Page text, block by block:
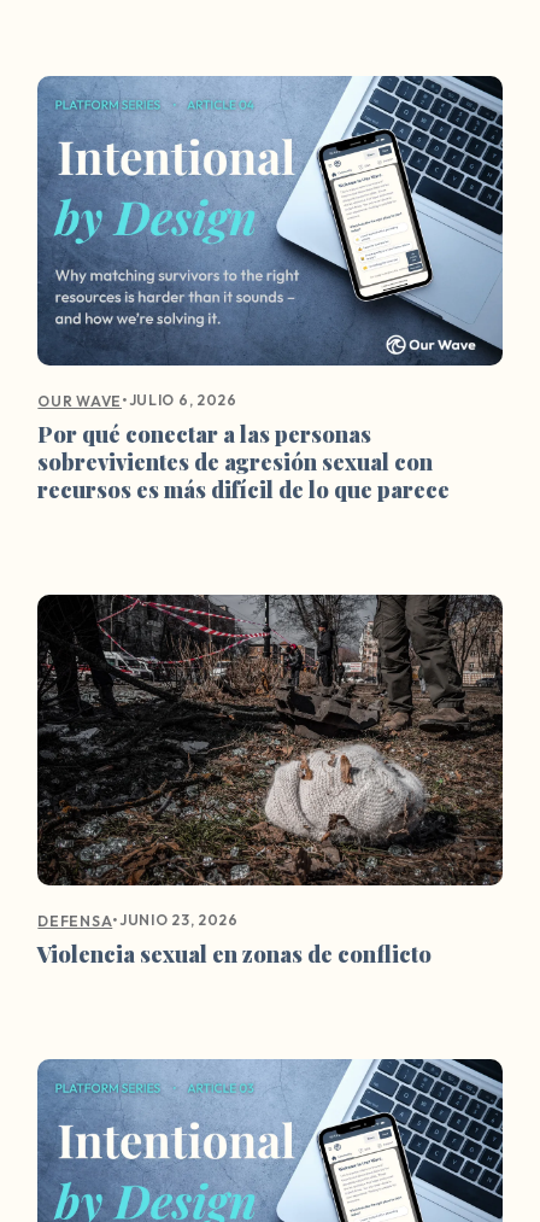
OUR WAVE •JULIO 6, 2026
Por qué conectar a las personas
sobrevivientes de agresión sexual con
recursos es más difícil de lo que parece
DEFENSA•JUNIO 23, 2026
Violencia sexual en zonas de conflicto